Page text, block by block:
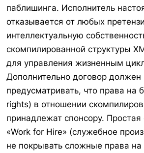
паблишинга. Исполнитель
отказывается от любых
интеллектуальную
скомпилированной структуры
для управления жизненным
Дополнительно договор должен
предусматривать, что права на
rights) в отношении
принадлежат спонсору.
«Work for Hire» (служебное
не покрывать сложные права на